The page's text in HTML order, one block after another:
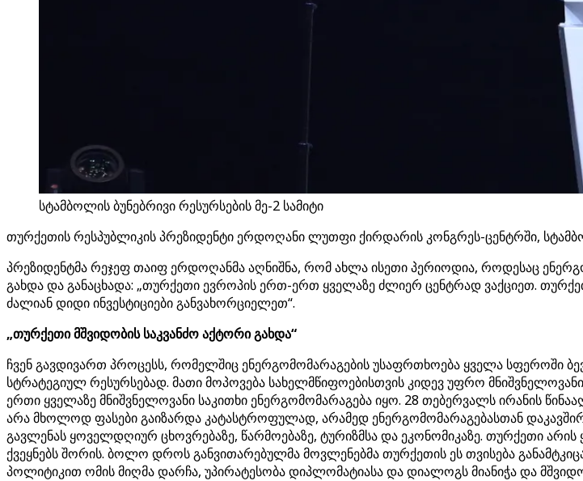
სტამბოლის ბუნებრივი რესურსების მე-2 სამიტი
თურქეთის რესპუბლიკის პრეზიდენტი ერდოღანი ლუთფი ქირდარის კონგრეს-ცენტრში,
პრეზიდენტმა რეჯეფ თაიფ ერდოღანმა აღნიშნა, რომ ახლა ისეთი პერიოდია, როდესაც
გახდა და განაცხადა: „თურქეთი ევროპის ერთ-ერთ ყველაზე ძლიერ ცენტრად ვაქციეთ.
ძალიან დიდი ინვესტიციები განვახორციელეთ“.
„თურქეთი მშვიდობის საკვანძო აქტორი გახდა“
ჩვენ გავდივართ პროცესს, რომელშიც ენერგომომარაგების უსაფრთხოება ყველა სფეროში
სტრატეგიულ რესურსებად. მათი მოპოვება სახელმწიფოებისთვის კიდევ უფრო
ერთი ყველაზე მნიშვნელოვანი საკითხი ენერგომომარაგება იყო. 28 თებერვალს ირანის
არა მხოლოდ ფასები გაიზარდა კატასტროფულად, არამედ ენერგომომარაგებასთან
გავლენას ყოველდღიურ ცხოვრებაზე, წარმოებაზე, ტურიზმსა და ეკონომიკაზე. თურქეთი
ქვეყნებს შორის. ბოლო დროს განვითარებულმა მოვლენებმა თურქეთის ეს თვისება
პოლიტიკით ომის მიღმა დარჩა, უპირატესობა დიპლომატიასა და დიალოგს მიანიჭა და